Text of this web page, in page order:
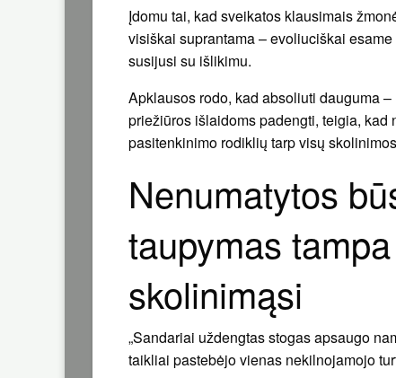
Įdomu tai, kad sveikatos klausimais
visiškai suprantama – evoliuciškai
susijusi su išlikimu.
Apklausos rodo, kad absoliuti dauguma
priežiūros išlaidoms padengti, teigia,
pasitenkinimo rodiklių tarp visų
Nenumatytos
taupymas
skolinimąsi
„Sandariai uždengtas stogas apsaugo
taikliai pastebėjo vienas nekilnojamojo